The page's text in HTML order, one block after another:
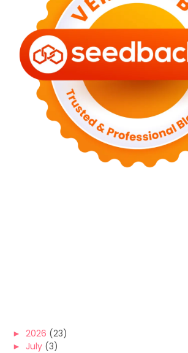
► 2026 (23)
► July (3)